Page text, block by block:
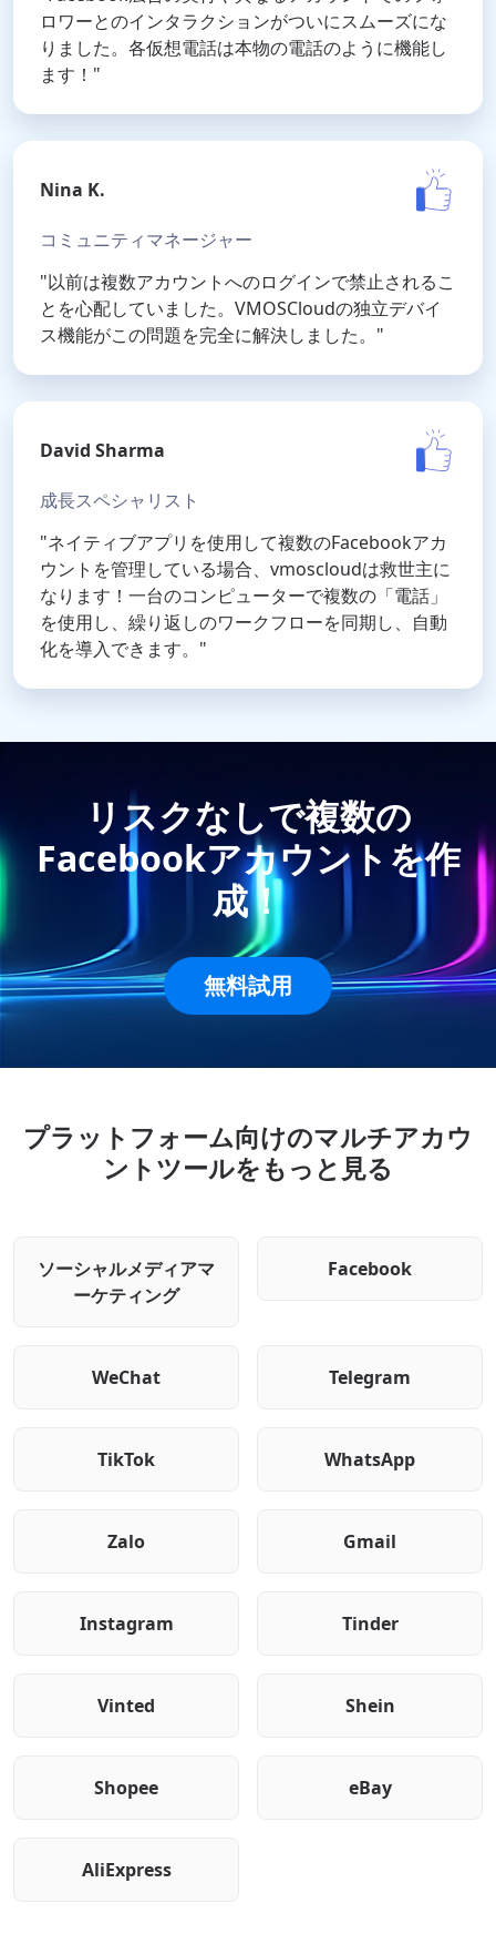
ロワーとのインタラクションがついにスムーズにな
りました。各仮想電話は本物の電話のように機能し
ます！"
Nina K.
コミュニティマネージャー
"以前は複数アカウントへのログインで禁止されるこ
とを心配していました。VMOSCloudの独立デバイ
ス機能がこの問題を完全に解決しました。"
David Sharma
成長スペシャリスト
"ネイティブアプリを使用して複数のFacebookアカ
ウントを管理している場合、vmoscloudは救世主に
なります！一台のコンピューターで複数の「電話」
を使用し、繰り返しのワークフローを同期し、自動
化を導入できます。"
リスクなしで複数の
Facebookアカウントを作
成！
無料試用
プラットフォーム向けのマルチアカウ
ントツールをもっと見る
ソーシャルメディアマ
ーケティング
Facebook
WeChat Telegram
TikTok WhatsApp
Zalo Gmail
Instagram Tinder
Vinted Shein
Shopee eBay
AliExpress